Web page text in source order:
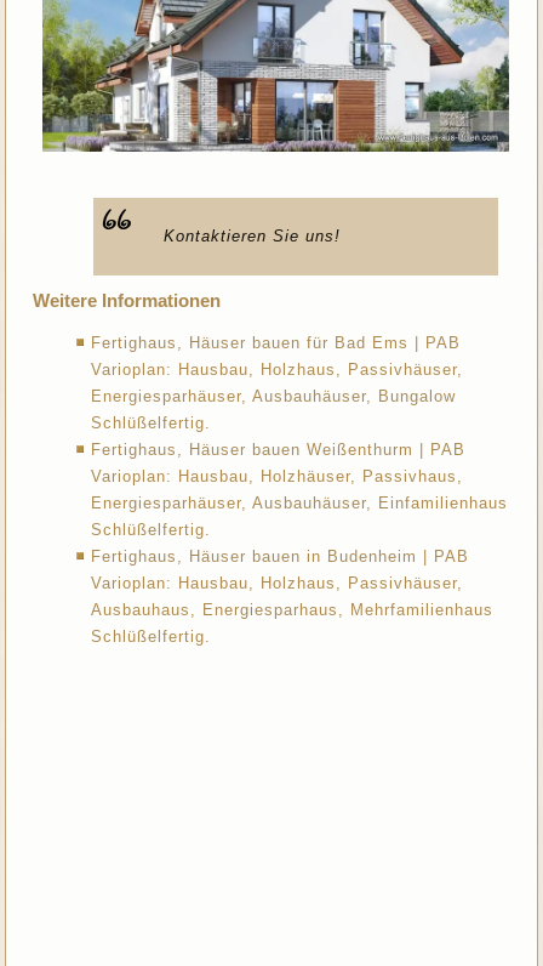
Kontaktieren Sie uns!
Weitere Informationen
Fertighaus, Häuser bauen für Bad Ems | PAB
Varioplan: Hausbau, Holzhaus, Passivhäuser,
Energiesparhäuser, Ausbauhäuser, Bungalow
Schlüßelfertig.
Fertighaus, Häuser bauen Weißenthurm | PAB
Varioplan: Hausbau, Holzhäuser, Passivhaus,
Energiesparhäuser, Ausbauhäuser, Einfamilienhaus
Schlüßelfertig.
Fertighaus, Häuser bauen in Budenheim | PAB
Varioplan: Hausbau, Holzhaus, Passivhäuser,
Ausbauhaus, Energiesparhaus, Mehrfamilienhaus
Schlüßelfertig.